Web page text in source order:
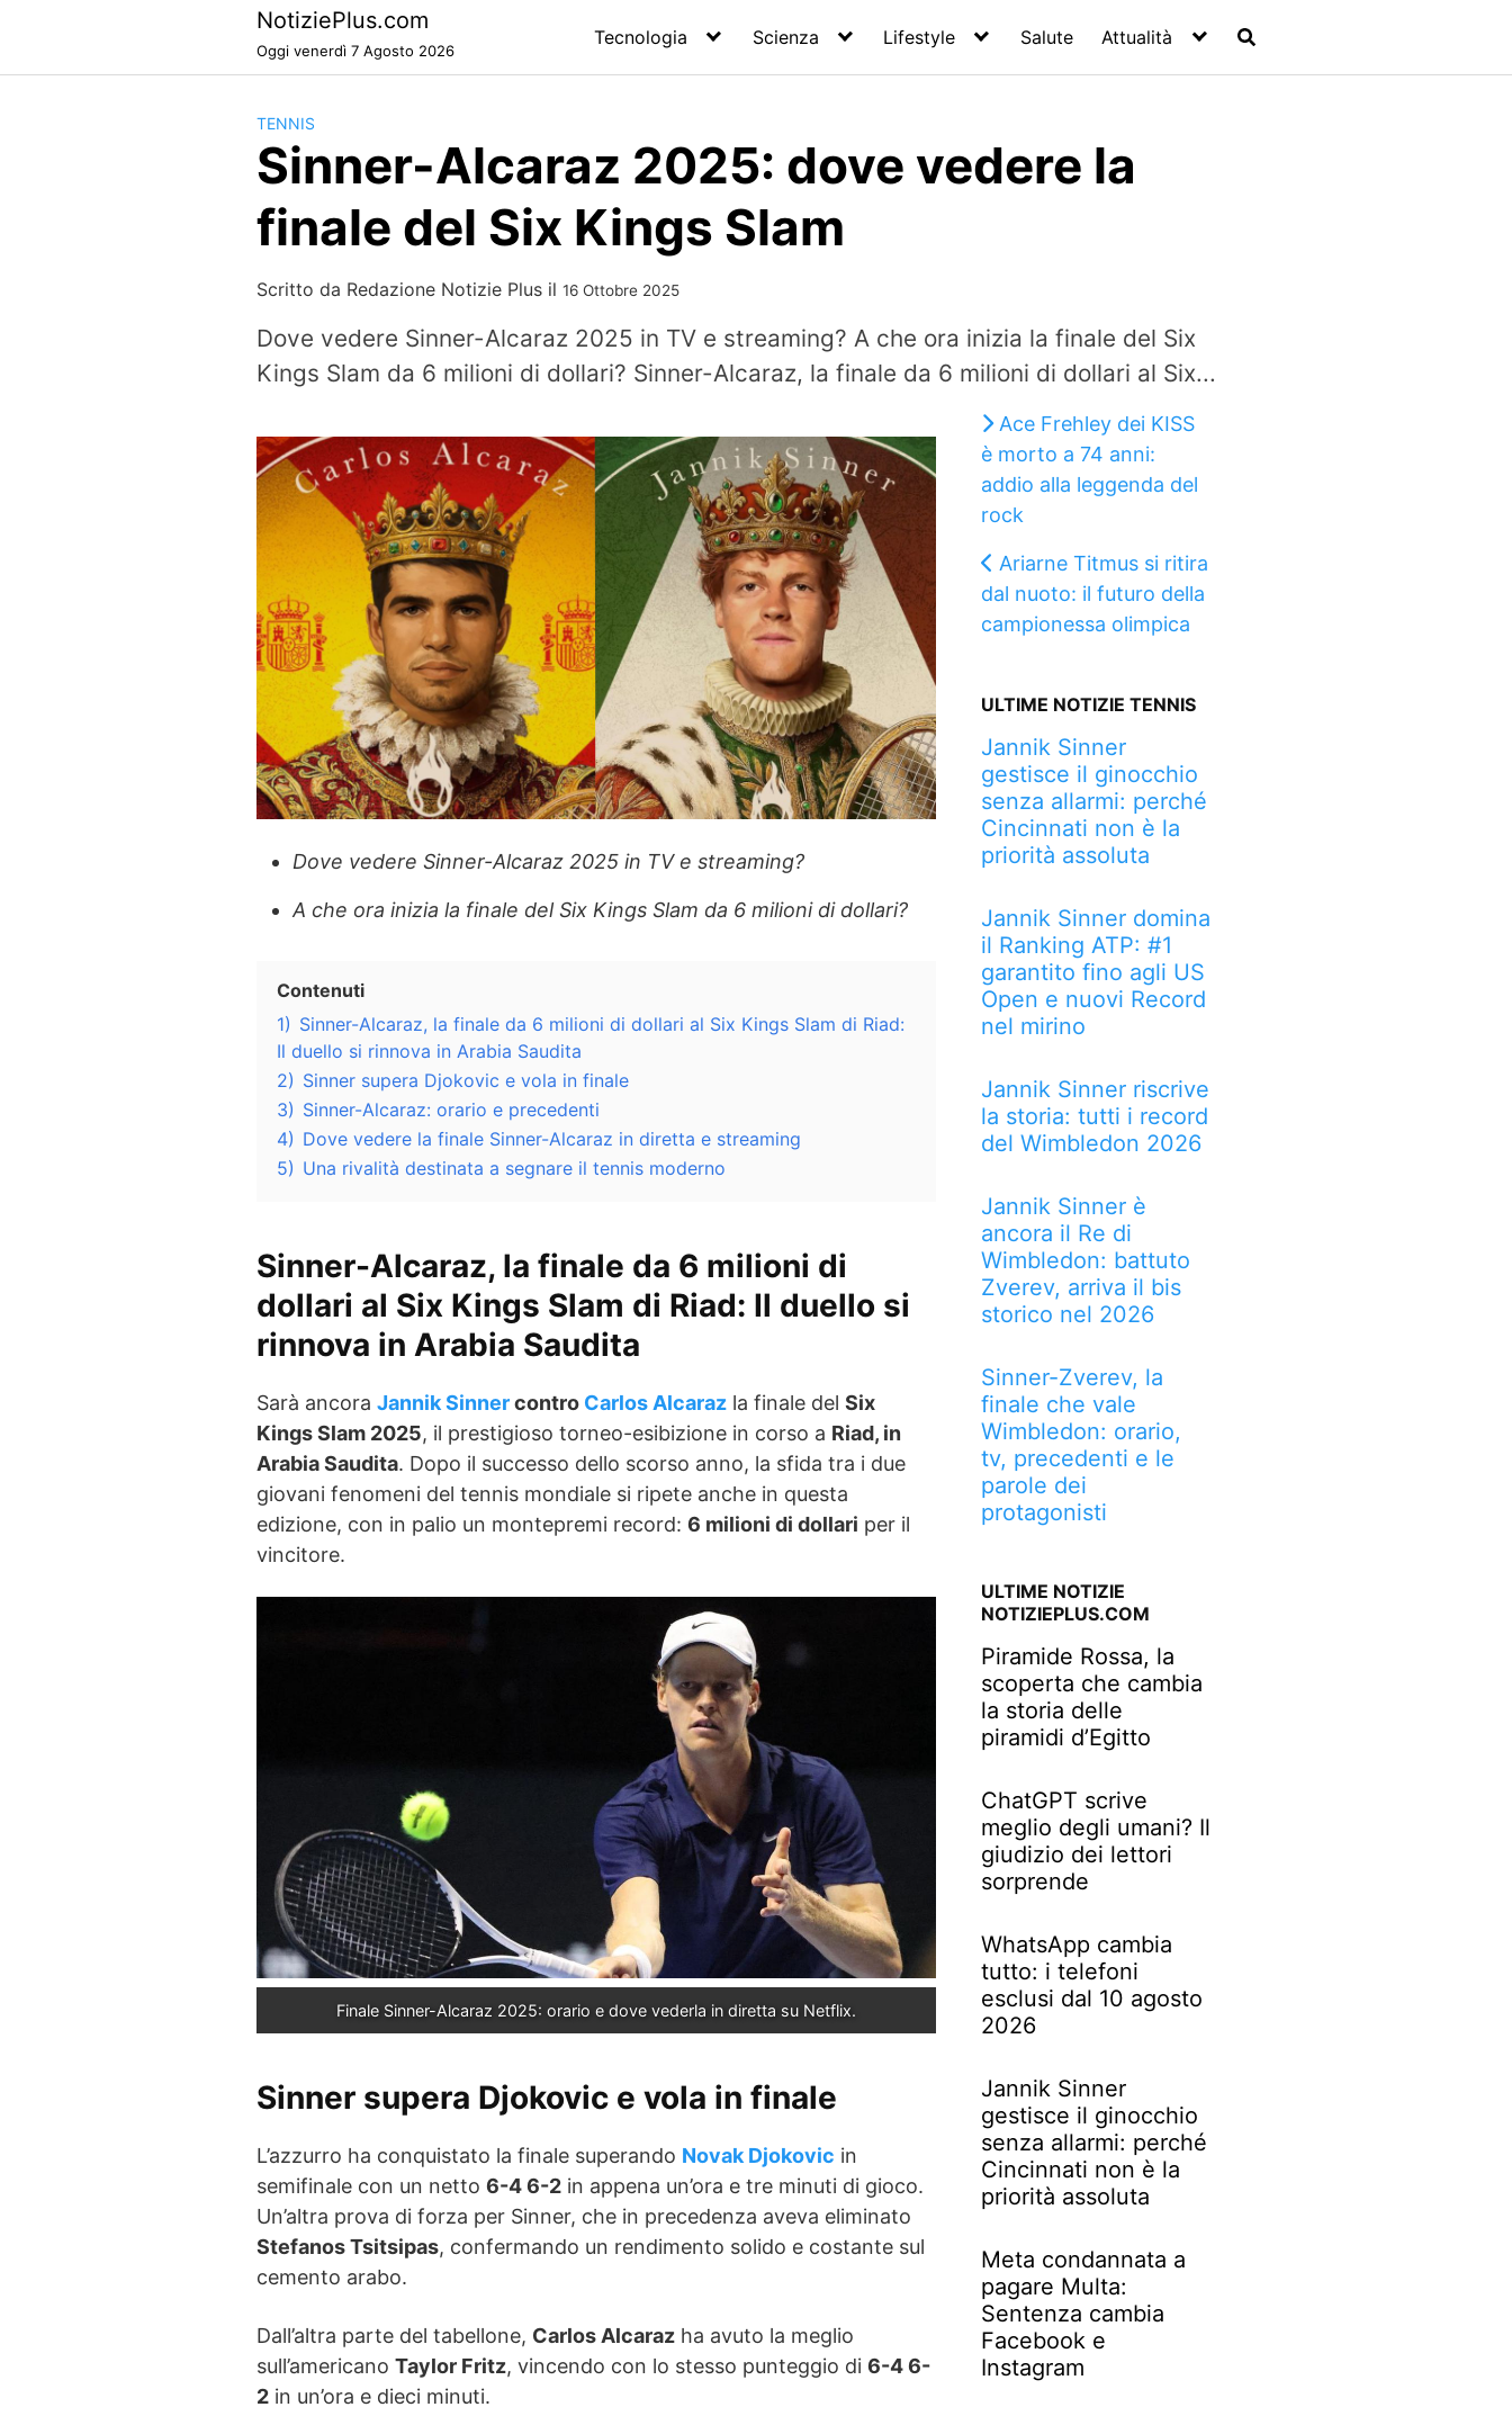
NotiziePlus.com
Oggi venerdì 7 Agosto 2026
Tecnologia Scienza Lifestyle Salute Attualità
TENNIS
Sinner-Alcaraz 2025: dove vedere la
finale del Six Kings Slam
Scritto da Redazione Notizie Plus il 16 Ottobre 2025
Dove vedere Sinner-Alcaraz 2025 in TV e streaming? A che ora inizia la finale del Six
Kings Slam da 6 milioni di dollari? Sinner-Alcaraz, la finale da 6 milioni di dollari al Six...
Dove vedere Sinner-Alcaraz 2025 in TV e streaming?
A che ora inizia la finale del Six Kings Slam da 6 milioni di dollari?
Contenuti
1) Sinner-Alcaraz, la finale da 6 milioni di dollari al Six Kings Slam di Riad:
Il duello si rinnova in Arabia Saudita
2) Sinner supera Djokovic e vola in finale
3) Sinner-Alcaraz: orario e precedenti
4) Dove vedere la finale Sinner-Alcaraz in diretta e streaming
5) Una rivalità destinata a segnare il tennis moderno
Sinner-Alcaraz, la finale da 6 milioni di
dollari al Six Kings Slam di Riad: Il duello si
rinnova in Arabia Saudita
Sarà ancora Jannik Sinnercontro Carlos Alcaraz la finale del Six
Kings Slam 2025, il prestigioso torneo-esibizione in corso a Riad, in
Arabia Saudita. Dopo il successo dello scorso anno, la sfida tra i due
giovani fenomeni del tennis mondiale si ripete anche in questa
edizione, con in palio un montepremi record: 6 milioni di dollari per il
vincitore.
Finale Sinner-Alcaraz 2025: orario e dove vederla in diretta su Netflix.
Sinner supera Djokovic e vola in finale
L’azzurro ha conquistato la finale superando Novak Djokovic in
semifinale con un netto 6-4 6-2 in appena un’ora e tre minuti di gioco.
Un’altra prova di forza per Sinner, che in precedenza aveva eliminato
Stefanos Tsitsipas, confermando un rendimento solido e costante sul
cemento arabo.
Dall’altra parte del tabellone, Carlos Alcaraz ha avuto la meglio
sull’americano Taylor Fritz, vincendo con lo stesso punteggio di 6-4 6-
2 in un’ora e dieci minuti.
Ace Frehley dei KISS
è morto a 74 anni:
addio alla leggenda del
rock
Ariarne Titmus si ritira
dal nuoto: il futuro della
campionessa olimpica
ULTIME NOTIZIE TENNIS
Jannik Sinner
gestisce il ginocchio
senza allarmi: perché
Cincinnati non è la
priorità assoluta
Jannik Sinner domina
il Ranking ATP: #1
garantito fino agli US
Open e nuovi Record
nel mirino
Jannik Sinner riscrive
la storia: tutti i record
del Wimbledon 2026
Jannik Sinner è
ancora il Re di
Wimbledon: battuto
Zverev, arriva il bis
storico nel 2026
Sinner-Zverev, la
finale che vale
Wimbledon: orario,
tv, precedenti e le
parole dei
protagonisti
ULTIME NOTIZIE
NOTIZIEPLUS.COM
Piramide Rossa, la
scoperta che cambia
la storia delle
piramidi d’Egitto
ChatGPT scrive
meglio degli umani? Il
giudizio dei lettori
sorprende
WhatsApp cambia
tutto: i telefoni
esclusi dal 10 agosto
2026
Jannik Sinner
gestisce il ginocchio
senza allarmi: perché
Cincinnati non è la
priorità assoluta
Meta condannata a
pagare Multa:
Sentenza cambia
Facebook e
Instagram